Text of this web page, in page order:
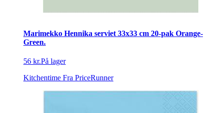
Marimekko Hennika serviet 33x33 cm 20-pak Orange-
Green.
56 kr.På lager
Kitchentime Fra PriceRunner